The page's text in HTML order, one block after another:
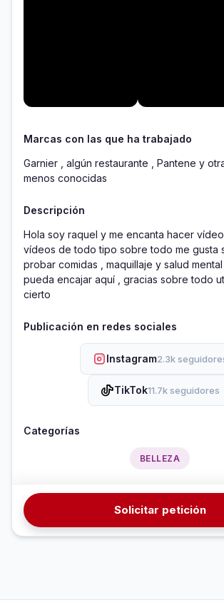
Marcas con las que ha trabajado
Garnier , algún restaurante , Pantene y
menos conocidas
Descripción
Hola soy raquel y me encanta hacer
vídeos de todo tipo sobre todo me gusta
probar comidas , maquillaje y salud
pueda encajar aquí , gracias sobre todo
cierto
Publicación en redes sociales
Instagram2.3k
TikTok11.7k seguidores
Categorías
BELLEZA
Solicitar petición